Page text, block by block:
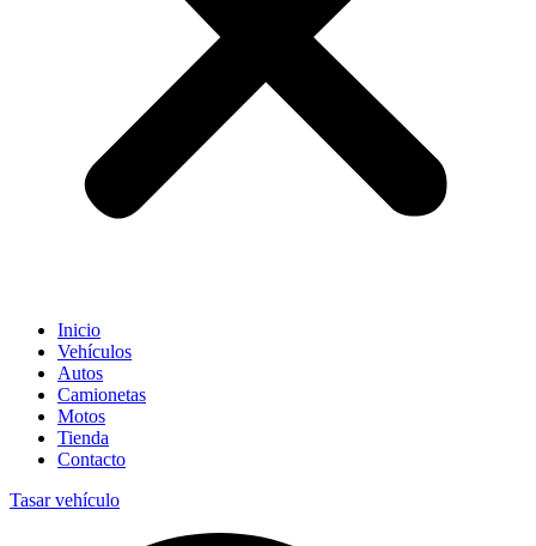
Inicio
Vehículos
Autos
Camionetas
Motos
Tienda
Contacto
Tasar vehículo